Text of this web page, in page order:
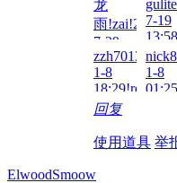
龙
雨!zai!2025-
7-29
22:27!read!
7-19
1-8
18:29!read!
1-8
回复
使用道具 举
ElwoodSmoow